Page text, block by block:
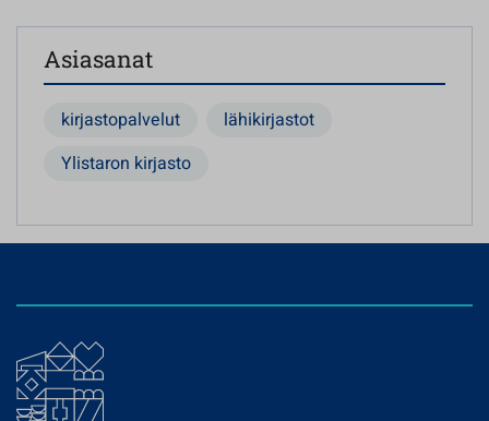
Asiasanat
kirjastopalvelut
lähikirjastot
Ylistaron kirjasto